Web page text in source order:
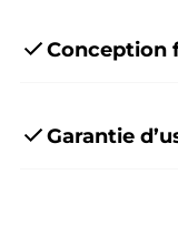
Conception
Garantie